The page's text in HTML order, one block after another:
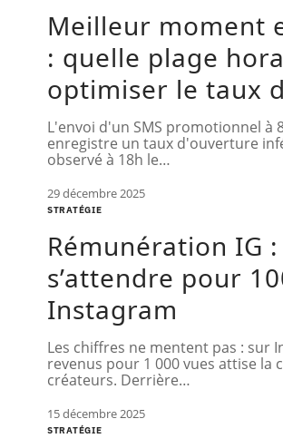
Meilleur moment
: quelle plage
optimiser le taux
L'envoi d'un SMS promotionnel à
enregistre un taux d'ouverture
observé à 18h le…
29 décembre 2025
STRATÉGIE
Rémunération IG
s’attendre pour
Instagram
Les chiffres ne mentent pas : sur
revenus pour 1 000 vues attise la
créateurs. Derrière…
15 décembre 2025
STRATÉGIE